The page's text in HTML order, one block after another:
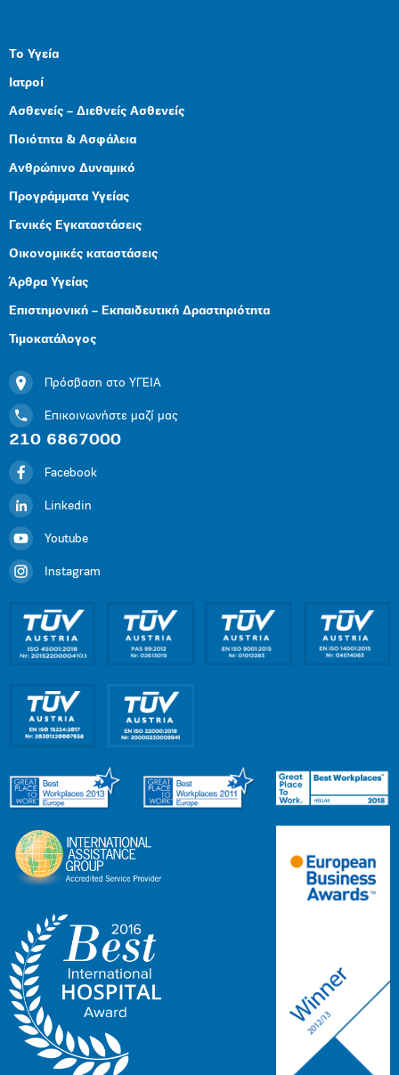
Το Υγεία
Ιατροί
Ασθενείς – Διεθνείς Ασθενείς
Ποιότητα & Ασφάλεια
Ανθρώπινο Δυναμικό
Προγράμματα Υγείας
Γενικές Εγκαταστάσεις
Οικονομικές καταστάσεις
Άρθρα Υγείας
Επιστημονική – Εκπαιδευτική Δραστηριότητα
Τιμοκατάλογος
Πρόσβαση στο ΥΓΕΙΑ
Επικοινωνήστε μαζί μας
210 6867000
Facebook
Linkedin
Youtube
Instagram